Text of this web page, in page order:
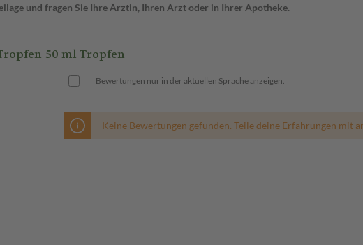
und fragen Sie Ihre Ärztin, Ihren Arzt oder in Ihrer Apotheke.
50 ml Tropfen
Bewertungen nur in der aktuellen Sprache anzeigen.
Keine Bewertungen gefunden. Teile deine Erfahrungen mit